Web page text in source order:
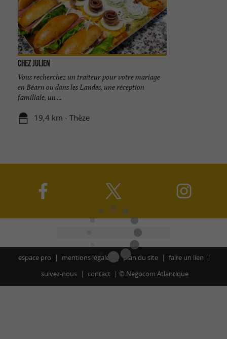
Chez Julien
Vous recherchez un traiteur pour votre mariage
en Béarn ou dans les Landes, une réception
familiale, un ...
19,4 km - Thèze
espace pro mentions légales plan du site
faire un lien
suivez-nous
contact © Negocom Atlantique